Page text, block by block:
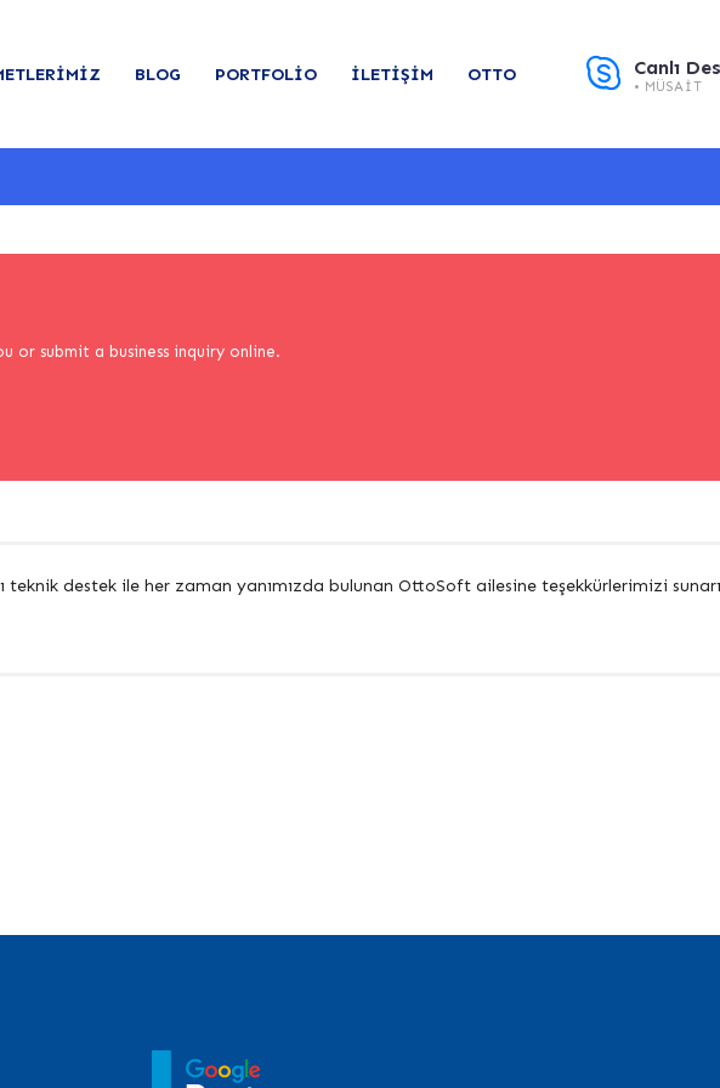
BLOG PORTFOLIO İLETIŞIM OTTO Canlı
• MÜSAIT
or submit a business inquiry online.
teknik destek ile her zaman yanımızda bulunan OttoSoft ailesine teşekkürlerimizi